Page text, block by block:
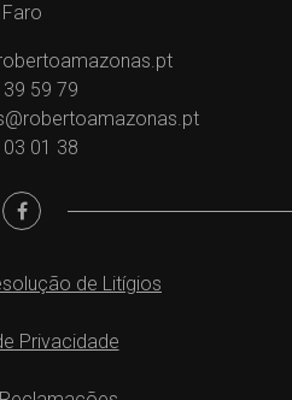
Faro
59 79
01 38
de Litígios
Privacidade